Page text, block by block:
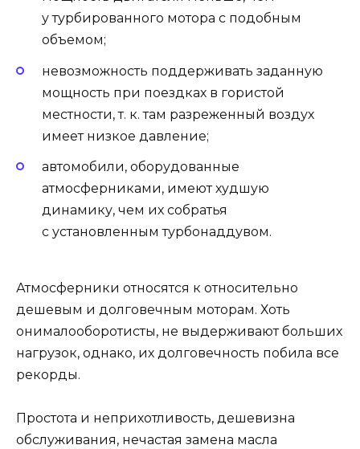
у турбированного мотора с подобным
объемом;
невозможность поддерживать заданную
мощность при поездках в гористой
местности, т. к. там разреженный воздух
имеет низкое давление;
автомобили, оборудованные
атмосферниками, имеют худшую
динамику, чем их собратья
с установленным турбонаддувом.
Атмосферники относятся к относительно
дешевым и долговечным моторам. Хоть
онималооборотисты, не выдерживают больших
нагрузок, однако, их долговечность побила все
рекорды.
Простота и неприхотливость, дешевизна
обслуживания, нечастая замена масла